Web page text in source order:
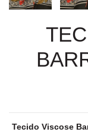
Tecido Viscose